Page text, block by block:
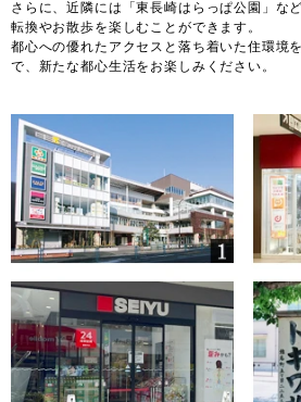
さらに、近隣には「東長崎はらっぱ公園」な
転換やお散歩を楽しむことができます。
都心への優れたアクセスと落ち着いた住環境
で、新たな都心生活をお楽しみください。